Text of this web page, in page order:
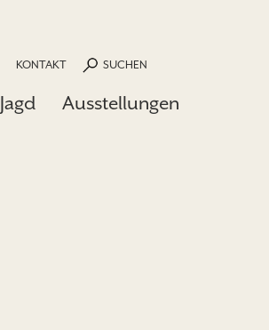
SUCHEN
KONTAKT
Jagd Ausstellungen